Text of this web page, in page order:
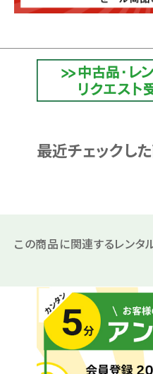
最近チェックし
この商品に関連するレンタ